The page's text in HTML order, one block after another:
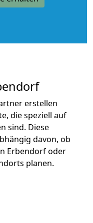
erstellen
die speziell auf
sind. Diese
davon, ob
Erbendorf oder
planen.